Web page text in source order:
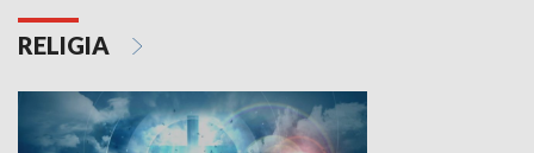
RELIGIA